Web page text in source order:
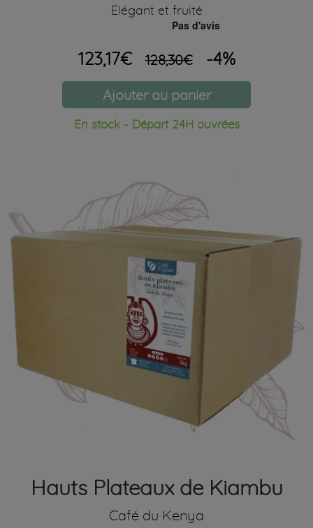
Elégant et fruité
123,17€ 128,30€ -4%
Ajouter au panier
En stock - Départ 24H ouvrées
Hauts Plateaux de Kiambu
Café du Kenya